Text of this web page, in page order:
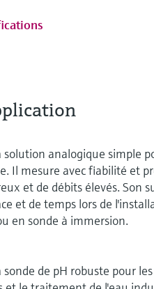
solution analogique simple
Il mesure avec fiabilité et
et de débits élevés. Son
et de temps lors de
en sonde à immersion.
sonde de pH robuste pour